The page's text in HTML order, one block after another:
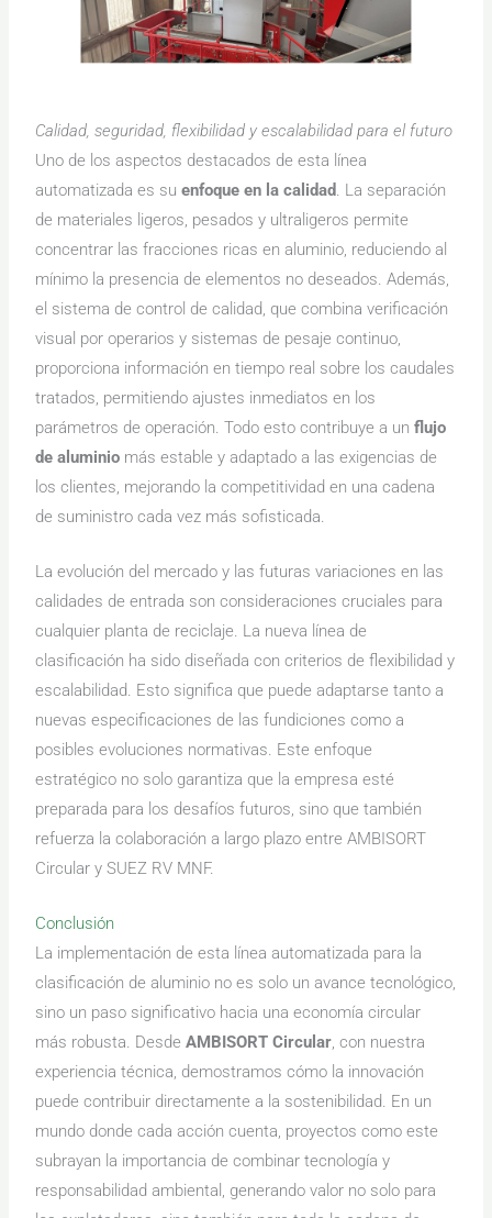
Calidad, seguridad, flexibilidad y escalabilidad para el futuro
Uno de los aspectos destacados de esta línea
automatizada es suenfoque en la calidad
. La separación
de materiales ligeros, pesados y ultraligeros permite
concentrar las fracciones ricas en aluminio, reduciendo al
mínimo la presencia de elementos no deseados. Además,
el sistema de control de calidad, que combina verificación
visual por operarios y sistemas de pesaje continuo,
proporciona información en tiempo real sobre los caudales
tratados, permitiendo ajustes inmediatos en los
parámetros de operación. Todo esto contribuye a unflujo
de aluminio más estable y adaptado a las exigencias de
los clientes, mejorando la competitividad en una cadena
de suministro cada vez más sofisticada.
La evolución del mercado y las futuras variaciones en las
calidades de entrada son consideraciones cruciales para
cualquier planta de reciclaje. La nueva línea de
clasificación ha sido diseñada con criterios de flexibilidad y
escalabilidad. Esto significa que puede adaptarse tanto a
nuevas especificaciones de las fundiciones como a
posibles evoluciones normativas. Este enfoque
estratégico no solo garantiza que la empresa esté
preparada para los desafíos futuros, sino que también
refuerza la colaboración a largo plazo entre AMBISORT
Circular y SUEZ RV MNF.
Conclusión
La implementación de esta línea automatizada para la
clasificación de aluminio no es solo un avance tecnológico,
sino un paso significativo hacia una economía circular
más robusta. DesdeAMBISORT Circular, con nuestra
experiencia técnica, demostramos cómo la innovación
puede contribuir directamente a la sostenibilidad. En un
mundo donde cada acción cuenta, proyectos como este
subrayan la importancia de combinar tecnología y
responsabilidad ambiental, generando valor no solo para